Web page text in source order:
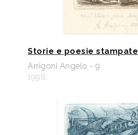
Storie e poesie stampate
Arrigoni Angelo - 9
1998